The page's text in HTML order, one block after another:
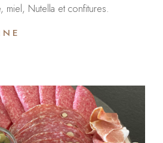
miel, Nutella et confitures.